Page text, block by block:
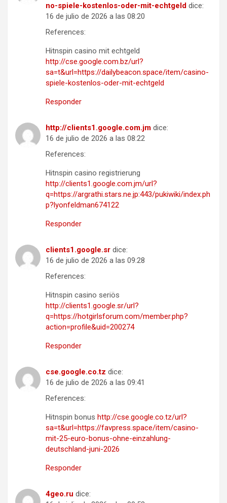
no-spiele-kostenlos-oder-mit-echtgeld dice:
16 de julio de 2026 a las 08:20
References:
Hitnspin casino mit echtgeld
http://cse.google.com.bz/url?
sa=t&url=https://dailybeacon.space/item/casino-
spiele-kostenlos-oder-mit-echtgeld
Responder
http://clients1.google.com.jm dice:
16 de julio de 2026 a las 08:22
References:
Hitnspin casino registrierung
http://clients1.google.com.jm/url?
q=https://argrathi.stars.ne.jp:443/pukiwiki/index.ph
p?lyonfeldman674122
Responder
clients1.google.sr dice:
16 de julio de 2026 a las 09:28
References:
Hitnspin casino seriös
http://clients1.google.sr/url?
q=https://hotgirlsforum.com/member.php?
action=profile&uid=200274
Responder
cse.google.co.tz dice:
16 de julio de 2026 a las 09:41
References:
Hitnspin bonus http://cse.google.co.tz/url?
sa=t&url=https://favpress.space/item/casino-
mit-25-euro-bonus-ohne-einzahlung-
deutschland-juni-2026
Responder
4geo.ru dice: